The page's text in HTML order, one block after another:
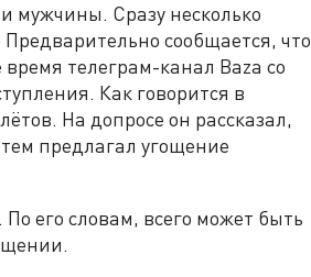
мужчины. Сразу несколько
сообщается, что
телеграм-канал Baza со
Как говорится в
На допросе он рассказал,
предлагал угощение
его словам, всего может быть